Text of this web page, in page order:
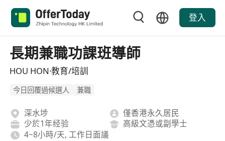
登入
長期兼職功課班導師
HOU HON·教育/培訓
今日回覆過候選人 兼職
深水埗
僅香港永久居民
少於1年经验
高級文憑或副學士
4~8小時/天, 工作日面議